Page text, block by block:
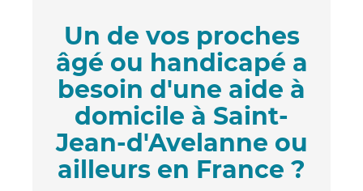
Un de vos proches
âgé ou handicapé a
besoin d'une aide à
domicile à Saint-
Jean-d'Avelanne ou
ailleurs en France ?